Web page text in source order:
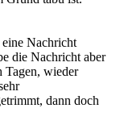
Nachricht
die Nachricht aber
Tagen, wieder
dann doch